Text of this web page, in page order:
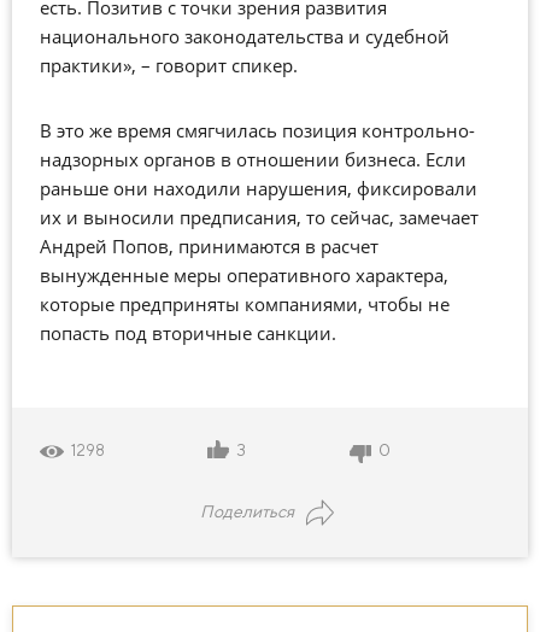
есть. Позитив с точки зрения развития
национального законодательства и судебной
практики», – говорит спикер.
В это же время смягчилась позиция контрольно-
надзорных органов в отношении бизнеса. Если
раньше они находили нарушения, фиксировали
их и выносили предписания, то сейчас, замечает
Андрей Попов, принимаются в расчет
вынужденные меры оперативного характера,
которые предприняты компаниями, чтобы не
попасть под вторичные санкции.
1298 3 0
Поделиться